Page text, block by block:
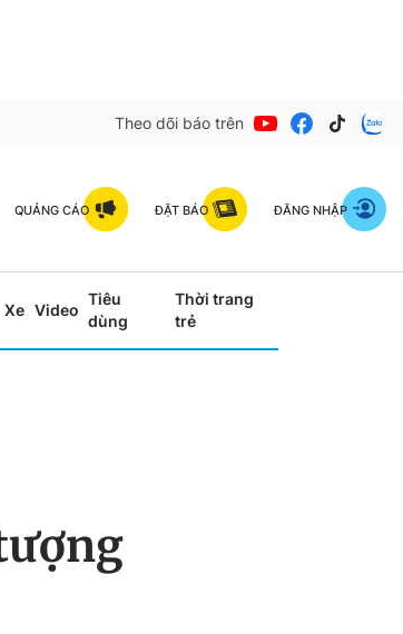
Theo dõi báo trên
QUẢNG CÁO ĐẶT BÁO ĐĂNG NHẬP
Xe Video
Tiêu
dùng
Thời trang
trẻ